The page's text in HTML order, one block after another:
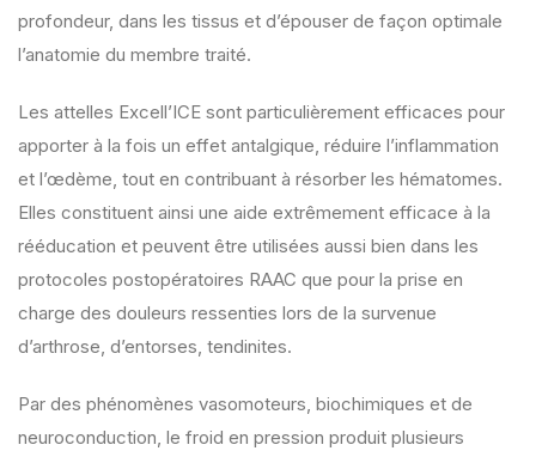
profondeur, dans les tissus et d’épouser de façon optimale
l’anatomie du membre traité.
Les attelles Excell’ICE sont particulièrement efficaces pour
apporter à la fois un effet antalgique, réduire l’inflammation
et l’œdème, tout en contribuant à résorber les hématomes.
Elles constituent ainsi une aide extrêmement efficace à la
rééducation et peuvent être utilisées aussi bien dans les
protocoles postopératoires RAAC que pour la prise en
charge des douleurs ressenties lors de la survenue
d’arthrose, d’entorses, tendinites.
Par des phénomènes vasomoteurs, biochimiques et de
neuroconduction, le froid en pression produit plusieurs